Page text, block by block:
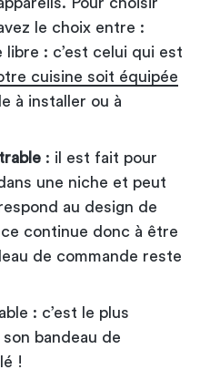
le choix entre :
libre : c’est celui qui est
cuisine soit équipée
à installer ou à
: il est fait pour
une niche et peut
au design de
continue donc à être
de commande reste
: c’est le plus
bandeau de
!